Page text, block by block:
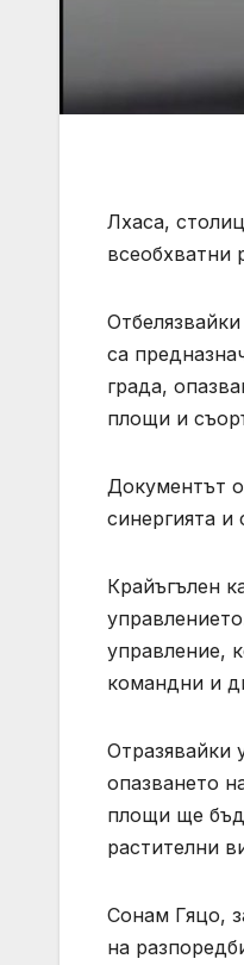
Лхаса,
всеобхватни
са
града,
площи и
Документът
синергията и
Крайъгълен
управление,
командни и
Отразявайки
опазването
площи ще
растителни
Сонам ​​Гяцо,
на